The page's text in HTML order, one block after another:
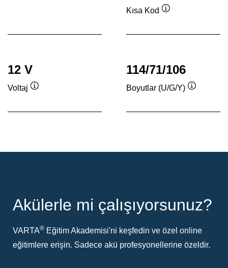
Kısa Kod
12 V
Voltaj
114/71/106
Boyutlar (U/G/Y)
Akülerle mi çalışıyorsunuz?
VARTA® Eğitim Akademisi'ni keşfedin ve özel online
eğitimlere erişin. Sadece akü profesyonellerine özeldir.